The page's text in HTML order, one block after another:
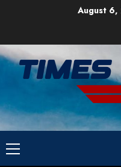
August 6,
Primary
Menu